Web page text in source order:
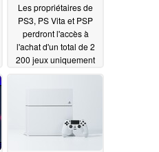
Les propriétaires de
PS3, PS Vita et PSP
perdront l'accès à
l'achat d'un total de 2
200 jeux uniquement
numériques en raison
prochaine du
04/04/2021